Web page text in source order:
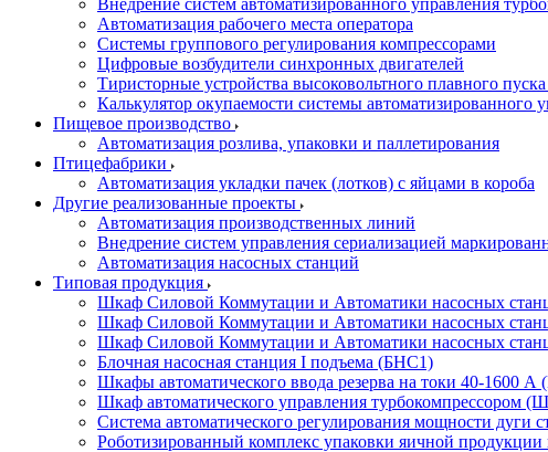
Внедрение систем автоматизированного управления
Автоматизация рабочего места оператора
Системы группового регулирования компрессорами
Цифровые возбудители синхронных двигателей
Тиристорные устройства высоковольтного плавного
Калькулятор окупаемости системы автоматизированного
Пищевое производство
Автоматизация розлива, упаковки и паллетирования
Птицефабрики
Автоматизация укладки пачек (лотков) с яйцами в короба
Другие реализованные проекты
Автоматизация производственных линий
Внедрение систем управления сериализацией
Автоматизация насосных станций
Типовая продукция
Шкаф Силовой Коммутации и Автоматики насосных
Шкаф Силовой Коммутации и Автоматики насосных
Шкаф Силовой Коммутации и Автоматики насосных
Блочная насосная станция I подъема (БНС1)
Шкафы автоматического ввода резерва на токи 40-1600
Шкаф автоматического управления турбокомпрессором
Система автоматического регулирования мощности
Роботизированный комплекс упаковки яичной